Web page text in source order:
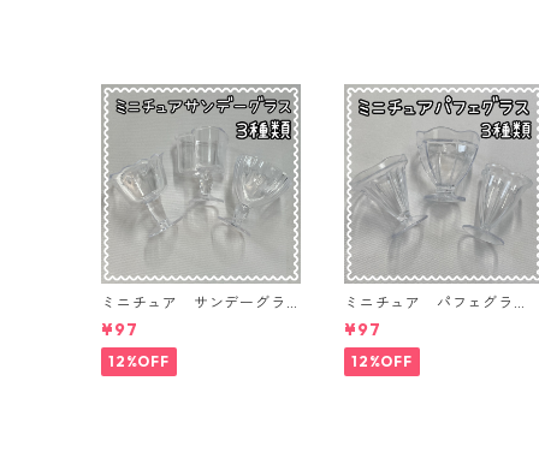
ミニチュア サンデーグラ
ス 3個入り【MNT-GLS-3P
-04】
¥97
12%OFF
ミニチュア パフェグラ
ス 3個入り【MNT-GLS-3P
-03】
¥97
12%OFF